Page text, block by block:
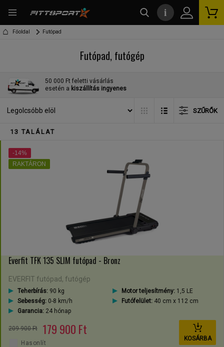
Főoldal Futópad
Futópad, futógép
50 000 Ft feletti vásárlás
esetén a kiszállítás ingyenes
SZŰRŐK
13 TALÁLAT
Everfit TFK 135 SLIM futópad - Bronz
EVERFIT futópad, futógép
Teherbírás: 90 kg Motor teljesítmény:1,5 LE
Sebesség: 0-8 km/h Futófelület:40 cm x 112 cm
Garancia: 24 hónap
209 900 Ft 179 900 Ft
KOSÁRBA
-14%
RAKTÁRON
Hasonlít
i
kereső